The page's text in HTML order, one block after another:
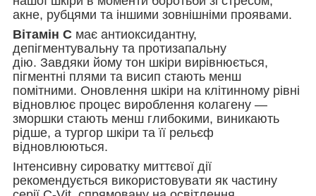
акне, рубцями та іншими зовнішніми проявами.
Вітамін C має антиоксидантну,
депігментувальну та протизапальну
дію. Завдяки йому тон шкіри вирівнюється,
пігментні плями та висип стають менш
помітними. Оновлення шкіри на клітинному рівні
відновлює процес вироблення колагену —
зморшки стають менш глибокими, виникають
рідше, а тургор шкіри та її рельєф
відновлюються.
Інтенсивну сироватку миттєвої дії
рекомендується використовувати як частину